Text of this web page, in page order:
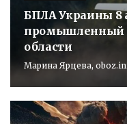
БПЛА Украины 8
промышленный
области
Марина Ярцева,